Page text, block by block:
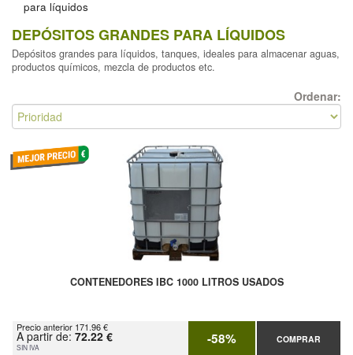
para líquidos
DEPÓSITOS GRANDES PARA LÍQUIDOS
Depósitos grandes para líquidos, tanques, ideales para almacenar aguas,
productos químicos, mezcla de productos etc.
Ordenar:
CONTENEDORES IBC 1000 LITROS USADOS
Precio anterior 171.96 €
A partir de: 72.22 €
SIN IVA -58% COMPRAR